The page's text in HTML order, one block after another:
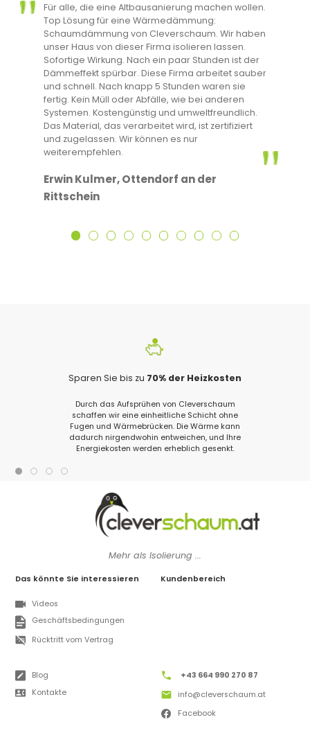
Für alle, die eine Altbausanierung machen wollen.
Top Lösung für eine Wärmedämmung:
Schaumdämmung von Cleverschaum. Wir haben
unser Haus von dieser Firma isolieren lassen.
Sofortige Wirkung. Nach ein paar Stunden ist der
Dämmeffekt spürbar. Diese Firma arbeitet sauber
und schnell. Nach knapp 5 Stunden waren sie
fertig. Kein Müll oder Abfälle, wie bei anderen
Systemen. Kostengünstig und umweltfreundlich.
Das Material, das verarbeitet wird, ist zertifiziert
und zugelassen. Wir können es nur
weiterempfehlen.
Erwin Kulmer, Ottendorf an der
Rittschein
Sparen Sie bis zu 70% der Heizkosten
Durch das Aufsprühen von Cleverschaum
schaffen wir eine einheitliche Schicht ohne
Fugen und Wärmebrücken. Die Wärme kann
dadurch nirgendwohin entweichen, und Ihre
Energiekosten werden erheblich gesenkt.
Mehr als Isolierung ...
Das könnte Sie interessieren
Videos
Geschäftsbedingungen
Rücktritt vom Vertrag
Kundenbereich
Blog
Kontakte
+43 664 990 270 87
info@cleverschaum.at
Facebook